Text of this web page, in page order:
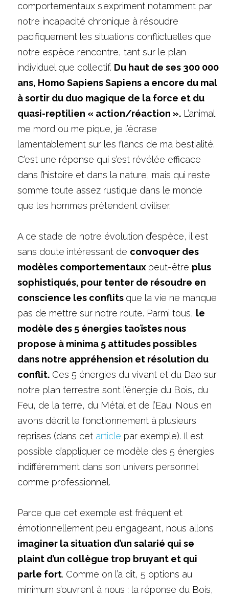
comportementaux s'expriment notamment par
notre incapacité chronique à résoudre
pacifiquement les situations conflictuelles que
notre espèce rencontre, tant sur le plan
individuel que collectif. Du haut de ses 300 000
ans, Homo Sapiens Sapiens a encore du mal
à sortir du duo magique de la force et du
quasi-reptilien « action/réaction ». L’animal
me mord ou me pique, je l’écrase
lamentablement sur les flancs de ma bestialité.
C’est une réponse qui s’est révélée efficace
dans l’histoire et dans la nature, mais qui reste
somme toute assez rustique dans le monde
que les hommes prétendent civiliser.
A ce stade de notre évolution d’espèce, il est
sans doute intéressant de convoquer des
modèles comportementaux peut-être plus
sophistiqués, pour tenter de résoudre en
conscience les conflits que la vie ne manque
pas de mettre sur notre route. Parmi tous, le
modèle des 5 énergies taoïstes nous
propose à minima 5 attitudes possibles
dans notre appréhension et résolution du
conflit. Ces 5 énergies du vivant et du Dao sur
notre plan terrestre sont l’énergie du Bois, du
Feu, de la terre, du Métal et de l’Eau. Nous en
avons décrit le fonctionnement à plusieurs
reprises (dans cet article par exemple). Il est
possible d’appliquer ce modèle des 5 énergies
indifféremment dans son univers personnel
comme professionnel.
Parce que cet exemple est fréquent et
imaginer la situation d’un salarié qui se
plaint d’un collègue trop bruyant et qui
parle fort. Comme on l’a dit, 5 options au
minimum s’ouvrent à nous : la réponse du Bois,